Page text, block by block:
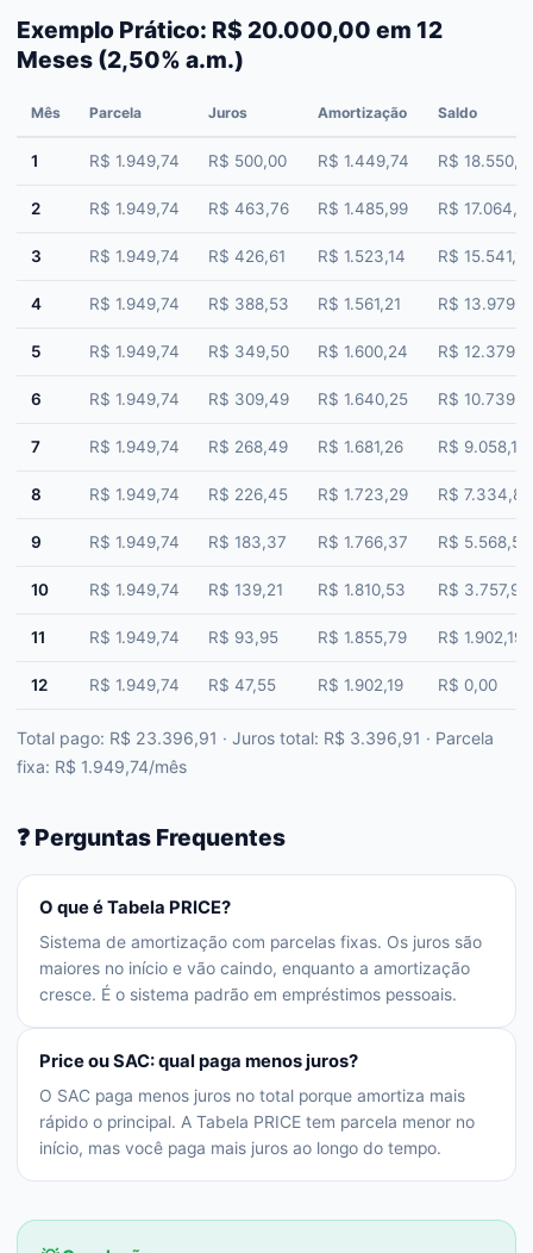
Exemplo Prático: R$ 20.000,00 em 12
Meses (2,50% a.m.)
Mês Parcela Juros Amortização Saldo
1 R$ 1.949,74 R$ 500,00 R$ 1.449,74 R$
2 R$ 1.949,74 R$ 463,76 R$ 1.485,99 R$
3 R$ 1.949,74 R$ 426,61 R$ 1.523,14 R$ 15.541,14
4 R$ 1.949,74 R$ 388,53 R$ 1.561,21 R$
5 R$ 1.949,74 R$ 349,50 R$ 1.600,24 R$
6 R$ 1.949,74 R$ 309,49 R$ 1.640,25 R$
7 R$ 1.949,74 R$ 268,49 R$ 1.681,26 R$ 9.058,17
8 R$ 1.949,74 R$ 226,45 R$ 1.723,29 R$ 7.334,88
9 R$ 1.949,74 R$ 183,37 R$ 1.766,37 R$ 5.568,51
10 R$ 1.949,74 R$ 139,21 R$ 1.810,53 R$ 3.757,98
11 R$ 1.949,74 R$ 93,95 R$ 1.855,79 R$ 1.902,19
12 R$ 1.949,74 R$ 47,55 R$ 1.902,19 R$ 0,00
Total pago: R$ 23.396,91 · Juros total: R$ 3.396,91 · Parcela
fixa: R$ 1.949,74/mês
❓ Perguntas Frequentes
O que é Tabela PRICE?
Sistema de amortização com parcelas fixas. Os juros são
maiores no início e vão caindo, enquanto a amortização
cresce. É o sistema padrão em empréstimos pessoais.
Price ou SAC: qual paga menos juros?
O SAC paga menos juros no total porque amortiza mais
rápido o principal. A Tabela PRICE tem parcela menor no
início, mas você paga mais juros ao longo do tempo.